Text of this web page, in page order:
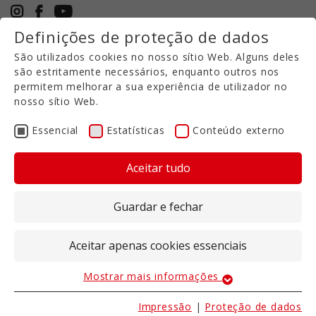
+49 5971 94632-0
PT
CULEX CL
Para espaçamentos entre linhas
beterraba e muito mais, graças ao seu
espaçamento entre linhas particularmente
Larguras de trabalho 2,7 a 6 m
Profundidade de trabalho 23 - 30 cm
Definições de proteção de dados
São utilizados cookies no nosso sítio Web. Alguns deles
são estritamente necessários, enquanto outros nos
permitem melhorar a sua experiência de utilizador no
nosso sítio Web.
Essencial Estatísticas Conteúdo externo
Aceitar tudo
Guardar e fechar
Aceitar apenas cookies essenciais
Os cookies essenciais são necessários para as
Mostrar mais informações
Impressão | Proteção de dados